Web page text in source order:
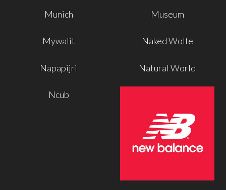
Munich Museum
Mywalit Naked Wolfe
Napapijri Natural World
Ncub